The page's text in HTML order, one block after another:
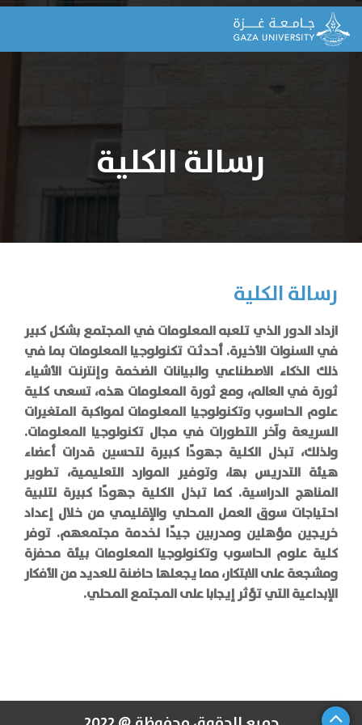
رسالة الكلية
رسالة الكلية
ازداد الدور الذي تلعبه المعلومات في المجتمع بشكل كبير
في السنوات الأخيرة. أحدثت تكنولوجيا المعلومات بما في
ذلك الذكاء الاصطناعي والبيانات الضخمة وإنترنت الأشياء
ثورة في العالم، ومع ثورة المعلومات هذه، تسعى كلية
علوم الحاسوب وتكنولوجيا المعلومات لمواكبة المتغيرات
السريعة وآخر التطورات في مجال تكنولوجيا المعلومات.
ولذلك، تبذل الكلية جهودًا كبيرة لتحسين قدرات أعضاء
هيئة التدريس بها، وتوفير الموارد التعليمية، تطوير
المناهج الدراسية. كما تبذل الكلية جهودًا كبيرة لتلبية
احتياجات سوق العمل المحلي والإقليمي من خلال إعداد
خريجين مؤهلين ومدربين جيدًا لخدمة مجتمعهم. توفر
كلية علوم الحاسوب وتكنولوجيا المعلومات بيئة محفزة
ومشجعة على الابتكار، مما يجعلها حاضنة للعديد من الأفكار
الإبداعية التي تؤثر إيجابا على المجتمع المحلي.